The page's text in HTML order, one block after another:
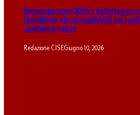
Amministrative 2026: i ballottaggi
l’equilibrio e la competitività tra i
cambiano colore
Redazione CISEGiugno 10, 2026